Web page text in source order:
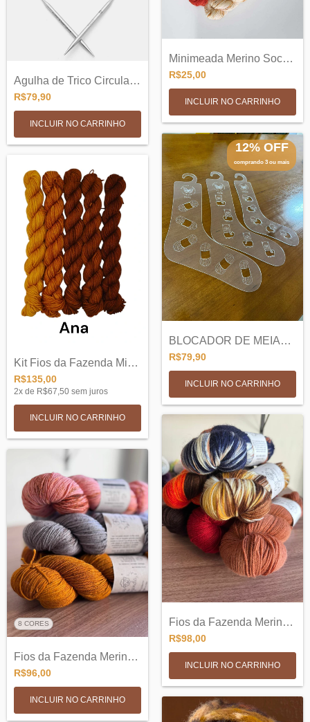
Agulha de Trico Circular Fixa 25cm - Min...
R$79,90
INCLUIR NO CARRINHO
Minimeada Merino Sock SW 3 ply - 20g
R$25,00
INCLUIR NO CARRINHO
Kit Fios da Fazenda Mini meadas Sock SW...
R$135,00
2x de R$67,50 sem juros
INCLUIR NO CARRINHO
12% OFF
comprando 3 ou mais
BLOCADOR DE MEIAS MARIPOSAS
R$79,90
INCLUIR NO CARRINHO
8 CORES
Fios da Fazenda Merino DK 6PLY
R$96,00
INCLUIR NO CARRINHO
Fios da Fazenda Merino Sock SW 3ply - 10...
R$98,00
INCLUIR NO CARRINHO